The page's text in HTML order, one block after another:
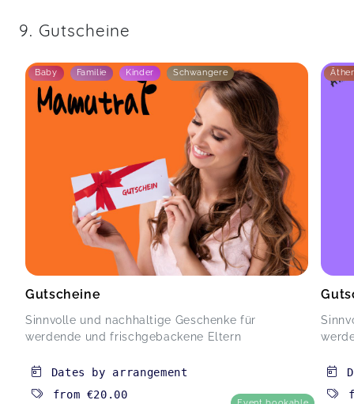
9. Gutscheine
Baby Familie Kinder Schwangere
Gutscheine
Sinnvolle und nachhaltige Geschenke für
werdende und frischgebackene Eltern
Dates by arrangement
from €20.00